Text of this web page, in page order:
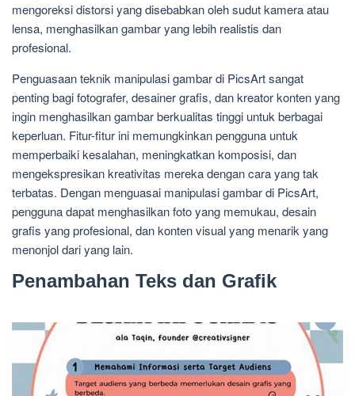
mengoreksi distorsi yang disebabkan oleh sudut kamera atau
lensa, menghasilkan gambar yang lebih realistis dan
profesional.
Penguasaan teknik manipulasi gambar di PicsArt sangat
penting bagi fotografer, desainer grafis, dan kreator konten yang
ingin menghasilkan gambar berkualitas tinggi untuk berbagai
keperluan. Fitur-fitur ini memungkinkan pengguna untuk
memperbaiki kesalahan, meningkatkan komposisi, dan
mengekspresikan kreativitas mereka dengan cara yang tak
terbatas. Dengan menguasai manipulasi gambar di PicsArt,
pengguna dapat menghasilkan foto yang memukau, desain
grafis yang profesional, dan konten visual yang menarik yang
menonjol dari yang lain.
Penambahan Teks dan Grafik